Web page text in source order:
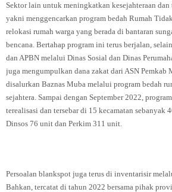
Sektor lain untuk meningkatkan kesejahteraan
yakni menggencarkan program bedah Rumah
relokasi rumah warga yang berada di bantaran
bencana. Bertahap program ini terus berjalan,
dan APBN melalui Dinas Sosial dan Dinas
juga mengumpulkan dana zakat dari ASN Pemkab
disalurkan Baznas Muba melalui program bedah
sejahtera. Sampai dengan September 2022,
terealisasi dan tersebar di 15 kecamatan sebanyak
Dinsos 76 unit dan Perkim 311 unit.
Persoalan blankspot juga terus di inventarisir
Bahkan, tercatat di tahun 2022 bersama pihak